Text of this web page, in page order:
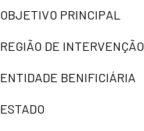
OBJETIVO PRINCIPAL
REGIÃO DE INTERVENÇÃO
ENTIDADE BENIFICIÁRIA
ESTADO